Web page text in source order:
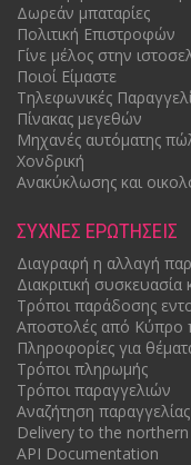
Δωρεάν μπαταρίες
Πολιτική Επιστροφών
Γίνε μέλος στην
Ποιοί Είμαστε
Τηλεφωνικές
Πίνακας μεγεθών
Mηχανές αυτόματης
Χονδρική
Ανακύκλωσης και
ΣΥΧΝΕΣ ΕΡΩΤΗΣΕΙΣ
Διαγραφή η αλλαγή
Διακριτική
Τρόποι παράδοσης
Αποστολές από Κύπρο
Πληροφορίες για
Τρόποι πληρωμής
Τρόποι παραγγελιών
Αναζήτηση παραγγελίας
Delivery to the
API Documentation